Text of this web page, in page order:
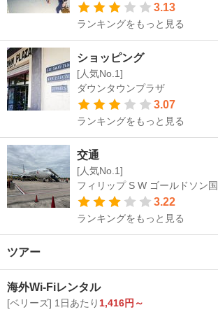
3.13
ランキングをもっと見る
ショッピング
[人気No.1]
ダウンタウンプラザ
3.07
ランキングをもっと見る
交通
[人気No.1]
フィリップ S W ゴールドソン
3.22
ランキングをもっと見る
ツアー
海外Wi-Fiレンタル
[ベリーズ] 1日あたり 1,416円～